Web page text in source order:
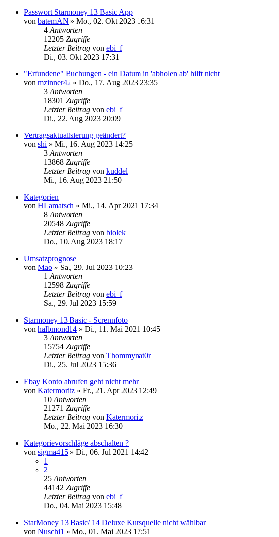
Passwort Starmoney 13 Basic App
von batemAN » Mo., 02. Okt 2023 16:31
4 Antworten
12205 Zugriffe
Letzter Beitrag von ebi_f
Di., 03. Okt 2023 17:31
"Erfundene" Buchungen - ein Datum in 'abholen ab' hilft nicht
von mzinner42 » Do., 17. Aug 2023 23:35
3 Antworten
18301 Zugriffe
Letzter Beitrag von ebi_f
Di., 22. Aug 2023 20:09
Vertragsaktualisierung geändert?
von shi » Mi., 16. Aug 2023 14:25
3 Antworten
13868 Zugriffe
Letzter Beitrag von kuddel
Mi., 16. Aug 2023 21:50
Kategorien
von HLamatsch » Mi., 14. Apr 2021 17:34
8 Antworten
20548 Zugriffe
Letzter Beitrag von biolek
Do., 10. Aug 2023 18:17
Umsatzprognose
von Mao » Sa., 29. Jul 2023 10:23
1 Antworten
12598 Zugriffe
Letzter Beitrag von ebi_f
Sa., 29. Jul 2023 15:59
Starmoney 13 Basic - Scrennfoto
von halbmond14 » Di., 11. Mai 2021 10:45
3 Antworten
15754 Zugriffe
Letzter Beitrag von Thommynat0r
Di., 25. Jul 2023 15:36
Ebay Konto abrufen geht nicht mehr
von Katermoritz » Fr., 21. Apr 2023 12:49
10 Antworten
21271 Zugriffe
Letzter Beitrag von Katermoritz
Mo., 22. Mai 2023 16:30
Kategorievorschläge abschalten ?
von sigma415 » Di., 06. Jul 2021 14:42
1
2
25 Antworten
44142 Zugriffe
Letzter Beitrag von ebi_f
Do., 04. Mai 2023 15:48
StarMoney 13 Basic/ 14 Deluxe Kursquelle nicht wählbar
von Nuschi1 » Mo., 01. Mai 2023 17:51